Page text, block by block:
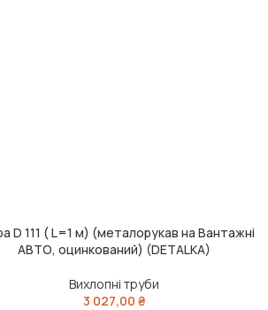
В КОШИК
D 111 ( L=1 м) (металорукав на Вантажні
АВТО, оцинкований) (DETALKA)
Вихлопні труби
3 027,00 ₴